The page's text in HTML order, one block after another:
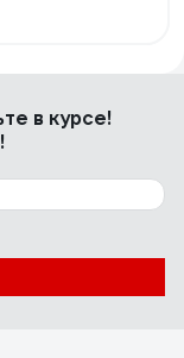
в курсе!